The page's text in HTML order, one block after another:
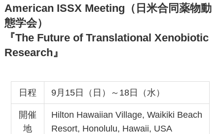
American ISSX Meeting（日米合同薬物動
態学会）
『The Future of Translational Xenobiotic
Research』
日程 9月15日（日）～18日（水）
開催
地
Hilton Hawaiian Village, Waikiki Beach
Resort, Honolulu, Hawaii, USA